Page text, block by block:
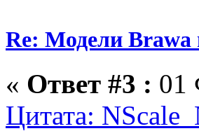
Re: Модели Brawa
« Ответ #3 : 01
Цитата: